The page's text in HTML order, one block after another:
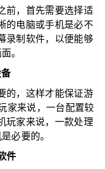
前，首先需要选择适
的电脑或手机是必不
录制软件，以便能够
。
的，这样才能保证游
家来说，一台配置较
玩家来说，一款处理
必要的。
件